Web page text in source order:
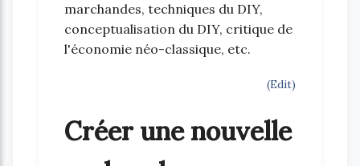
marchandes, techniques du DIY,
conceptualisation du DIY, critique de
l'économie néo-classique, etc.
(Edit)
Créer une nouvelle